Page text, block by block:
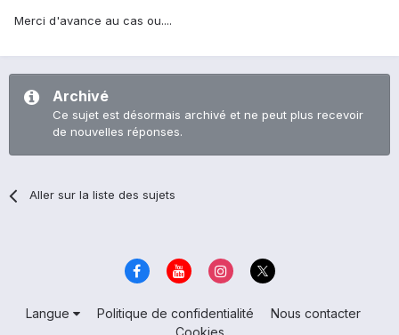
Merci d'avance au cas ou....
Archivé
Ce sujet est désormais archivé et ne peut plus recevoir
de nouvelles réponses.
Aller sur la liste des sujets
Langue Politique de confidentialité
Nous contacter
Cookies